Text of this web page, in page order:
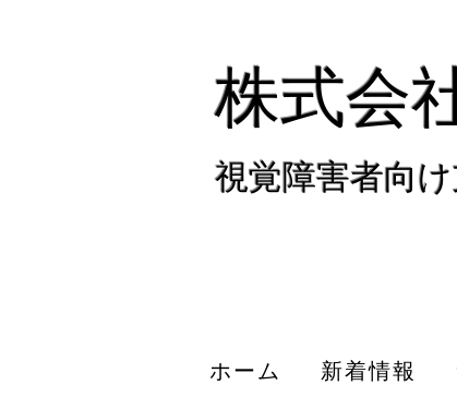
株式会
視覚障害者向
ホーム 新着情報